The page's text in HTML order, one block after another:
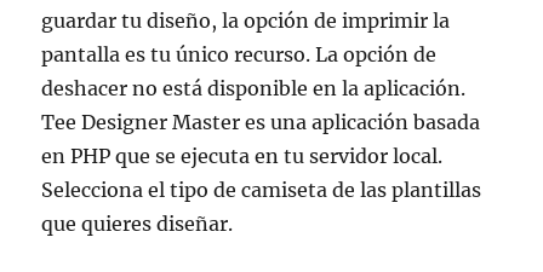
guardar tu diseño, la opción de imprimir la
pantalla es tu único recurso. La opción de
deshacer no está disponible en la aplicación.
Tee Designer Master es una aplicación basada
en PHP que se ejecuta en tu servidor local.
Selecciona el tipo de camiseta de las plantillas
que quieres diseñar.